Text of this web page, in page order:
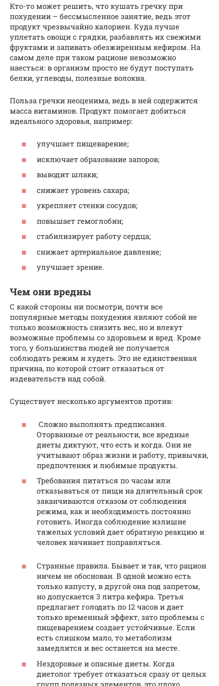
Кто-то может решить, что кушать гречку при
похудении – бессмысленное занятие, ведь этот
продукт чрезвычайно калориен. Куда лучше
уплетать овощи с грядки, разбавлять их свежими
фруктами и запивать обезжиренным кефиром. На
самом деле при таком рационе невозможно
наесться: в организм просто не будут поступать
белки, углеводы, полезные волокна.
Польза гречки неоценима, ведь в ней содержится
масса витаминов. Продукт помогает добиться
идеального здоровья, например:
улучшает пищеварение;
исключает образование запоров;
выводит шлаки;
снижает уровень сахара;
укрепляет стенки сосудов;
повышает гемоглобин;
стабилизирует работу сердца;
снижает артериальное давление;
улучшает зрение.
Чем они вредны
С какой стороны ни посмотри, почти все
популярные методы похудения являют собой не
только возможность снизить вес, но и влекут
возможные проблемы со здоровьем и вред. Кроме
того, у большинства людей не получается
соблюдать режим и худеть. Это не единственная
причина, по которой стоит отказаться от
издевательств над собой.
Существует несколько аргументов против:
Сложно выполнять предписания.
Оторванные от реальности, все вредные
диеты диктуют, что есть и когда. Они не
учитывают образ жизни и работу, привычки,
предпочтения и любимые продукты.
Требования питаться по часам или
отказываться от пищи на длительный срок
заканчиваются отказом от соблюдения
режима, как и необходимость постоянно
готовить. Иногда соблюдение излишне
тяжелых условий дает обратную реакцию и
человек начинает поправляться.
Странные правила. Бывает и так, что рацион
ничем не обоснован. В одной можно есть
только капусту, в другой она под запретом,
но допускается 3 литра кефира. Третья
предлагает голодать по 12 часов и дает
только временный эффект, зато проблемы с
пищеварением создает устойчивые. Если
есть слишком мало, то метаболизм
замедлится и вес останется на месте.
Нездоровые и опасные диеты. Когда
диетолог требует отказаться сразу от целых
групп полезных элементов, это плохо